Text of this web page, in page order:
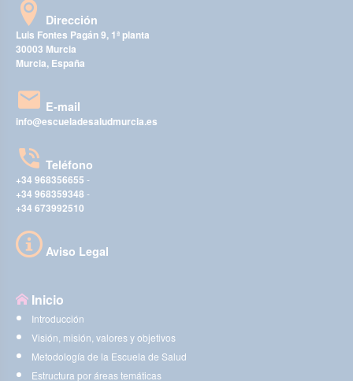
Dirección
Luis Fontes Pagán 9, 1ª planta
30003 Murcia
Murcia, España
E-mail
info@escueladesaludmurcia.es
Teléfono
+34 968356655 -
+34 968359348 -
+34 673992510
Aviso Legal
Inicio
Introducción
Visión, misión, valores y objetivos
Metodología de la Escuela de Salud
Estructura por áreas temáticas